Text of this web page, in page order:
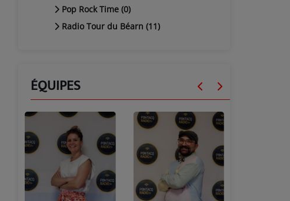
Pop Rock Time (0)
Radio Tour du Béarn (11)
ÉQUIPES